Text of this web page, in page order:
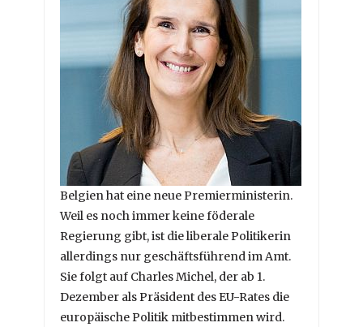
Belgien hat eine neue Premierministerin.
Weil es noch immer keine föderale
Regierung gibt, ist die liberale Politikerin
allerdings nur geschäftsführend im Amt.
Sie folgt auf Charles Michel, der ab 1.
Dezember als Präsident des EU-Rates die
europäische Politik mitbestimmen wird.